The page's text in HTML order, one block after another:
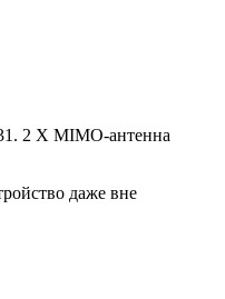
2 X MIMO-антенна
даже вне